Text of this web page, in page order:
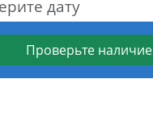
Проверьте наличие